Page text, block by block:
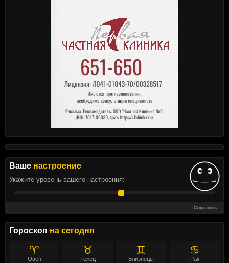
Ваше настроение
Укажите уровень вашего настроения:
Сохранить
Гороскоп на сегодня
♈
Овен
♉
Телец
♊
Близнецы
♋
Рак